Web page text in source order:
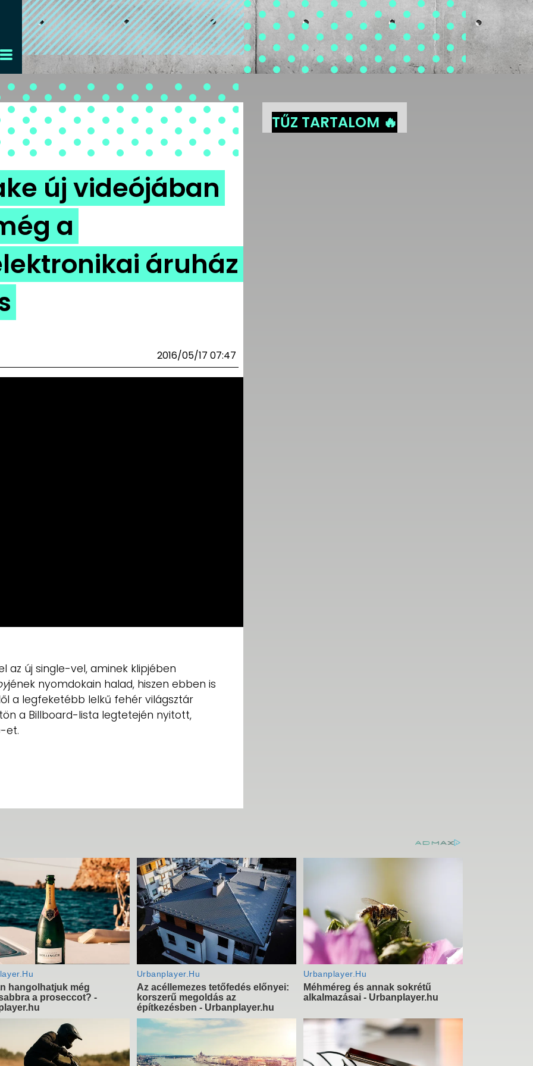
új videójában
a
áruház
2016/05/17 07:47
az új single-vel, aminek klipjében
jének nyomdokain halad, hiszen ebben is
a legfeketébb lelkű fehér világsztár
a Billboard-lista legtetején nyitott,
et.
TŰZ TARTALOM 🔥